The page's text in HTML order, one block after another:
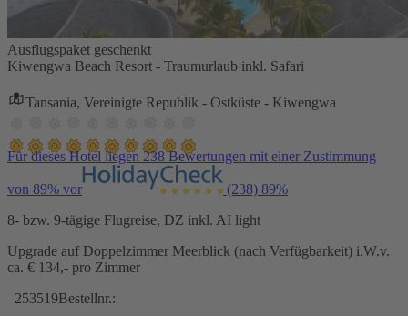
Ausflugspaket geschenkt
Kiwengwa Beach Resort - Traumurlaub inkl. Safari
Tansania, Vereinigte Republik - Ostküste - Kiwengwa
Für dieses Hotel liegen 238 Bewertungen mit einer Zustimmung
von 89% vor (238) 89%
8- bzw. 9-tägige Flugreise, DZ inkl. AI light
Upgrade auf Doppelzimmer Meerblick (nach Verfügbarkeit) i.W.v.
ca. € 134,- pro Zimmer
253519Bestellnr.: